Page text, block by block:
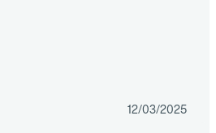
12/03/2025